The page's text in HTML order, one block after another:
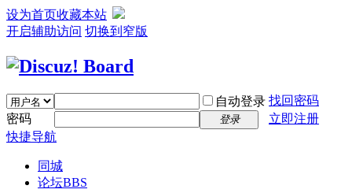
设为首页收藏本站
开启辅助访问 切换到窄版
自动登录 找回密码
密码
登录
立即注册
快捷导航
同城
论坛BBS